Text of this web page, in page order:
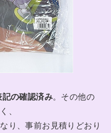
の確認済み。その他の
、
り、事前お見積りどおり